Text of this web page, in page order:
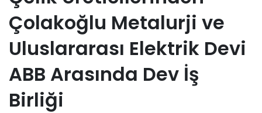
Çolakoğlu Metalurji ve
Uluslararası Elektrik Devi
ABB Arasında Dev İş
Birliği